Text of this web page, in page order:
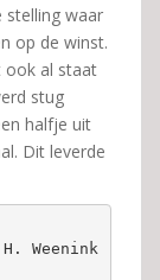
stelling waar
op de winst.
ook al staat
stug
halfje uit
Dit leverde
Weenink